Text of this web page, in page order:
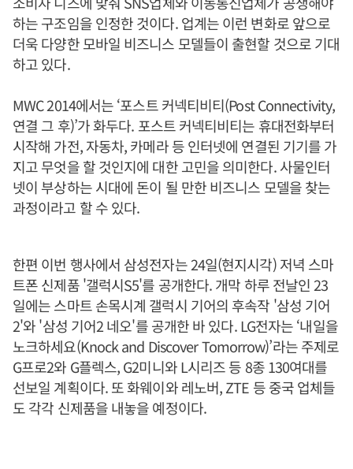
하는 구조임을 인정한 것이다. 업계는 이런 변화로 앞으로
더욱 다양한 모바일 비즈니스 모델들이 출현할 것으로 기대
하고 있다.
MWC 2014에서는 ‘포스트 커넥티비티(Post Connectivity,
연결 그 후)’가 화두다. 포스트 커넥티비티는 휴대전화부터
시작해 가전, 자동차, 카메라 등 인터넷에 연결된 기기를 가
지고 무엇을 할 것인지에 대한 고민을 의미한다. 사물인터
넷이 부상하는 시대에 돈이 될 만한 비즈니스 모델을 찾는
과정이라고 할 수 있다.
한편 이번 행사에서 삼성전자는 24일(현지시각) 저녁 스마
트폰 신제품 '갤럭시S5'를 공개한다. 개막 하루 전날인 23
일에는 스마트 손목시계 갤럭시 기어의 후속작 '삼성 기어
2'와 '삼성 기어2 네오'를 공개한 바 있다. LG전자는 ‘내일을
노크하세요(Knock and Discover Tomorrow)’라는 주제로
G프로2와 G플렉스, G2미니와 L시리즈 등 8종 130여대를
선보일 계획이다. 또 화웨이와 레노버, ZTE 등 중국 업체들
도 각각 신제품을 내놓을 예정이다.